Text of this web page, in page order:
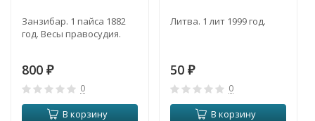
Занзибар. 1 пайса 1882
год. Весы правосудия.
800 ₽
0
В корзину
Литва. 1 лит 1999 год.
50 ₽
0
В корзину